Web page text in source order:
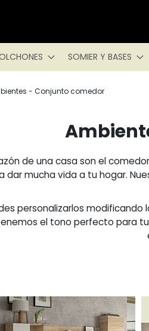
SOMIER Y BASES
- Conjunto comedor
de una casa son el
dar mucha vida a tu hogar.
personalizarlos modificando
el tono perfecto para